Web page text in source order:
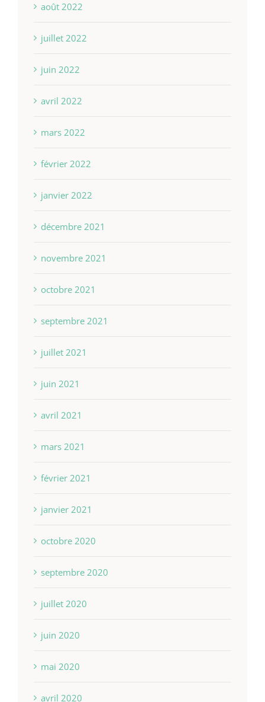
août 2022
juillet 2022
juin 2022
avril 2022
mars 2022
février 2022
janvier 2022
décembre 2021
novembre 2021
octobre 2021
septembre 2021
juillet 2021
juin 2021
avril 2021
mars 2021
février 2021
janvier 2021
octobre 2020
septembre 2020
juillet 2020
juin 2020
mai 2020
avril 2020